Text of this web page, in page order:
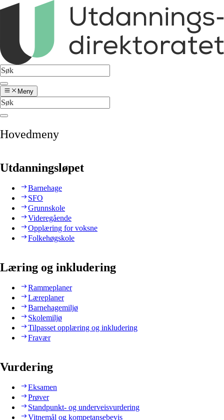
Meny
Hovedmeny
Utdanningsløpet
Barnehage
SFO
Grunnskole
Videregående
Opplæring for voksne
Folkehøgskole
Læring og inkludering
Rammeplaner
Læreplaner
Barnehagemiljø
Skolemiljø
Tilpasset opplæring og inkludering
Fravær
Vurdering
Eksamen
Prøver
Standpunkt- og underveisvurdering
Vitnemål og kompetansebevis